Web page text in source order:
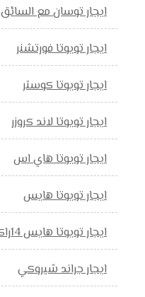
ايجار توسان مع السائق
ايجار تويوتا فورتشنر
ايجار تويوتا كوستر
ايجار تويوتا لاند كروزر
ايجار تويوتا هاي اس
ايجار تويوتا هايس
ايجار تويوتا هايس 14راكب
ايجار جراند شيروكي